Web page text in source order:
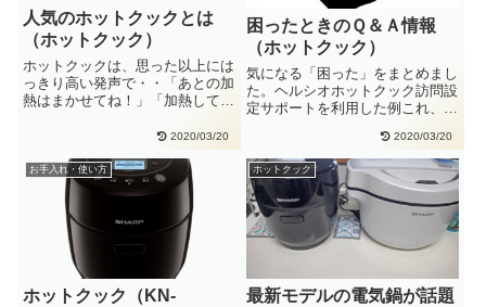
人気のホットクックとは
（ホットクック）
ホットクックは、思った以上には
っきり高い発声で・・「あとの加
熱はまかせてね！」「加熱してい
2020/03/20
困ったときのＱ＆Ａ情報
（ホットクック）
気になる「困った」をまとめまし
た。ヘルシオホットクック訪問設
定サポートを利用した例これ、一
2020/03/20
お手入れ・使い方
ホットクック（KN-
ホットクック
最新モデルの電気鍋が話題